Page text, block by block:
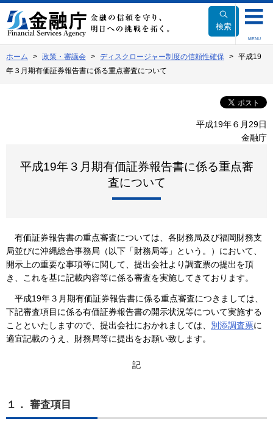
文
へ
動
検索
MENU
ホーム 政策・審議会 ディスクロージャー制度の信頼性確保
平成19
年３月期有価証券報告書に係る重点審査について
平成19年６月29日
金融庁
平成19年３月期有価証券報告書に係る重点審
査について
有価証券報告書の重点審査については、各財務局及び福岡財務支
局並びに沖縄総合事務局（以下「財務局等」という。）において、
開示上の重要な事項等に関して、提出会社より調査票の提出を頂
き、これを基に記載内容等に係る審査を実施してきております。
平成19年３月期有価証券報告書に係る重点審査につきましては、
下記審査項目に係る有価証券報告書の開示状況等について実施する
ことといたしますので、提出会社におかれましては、 別添調査票に
適宜記載のうえ、財務局等に提出をお願い致します。
記
１． 審査項目